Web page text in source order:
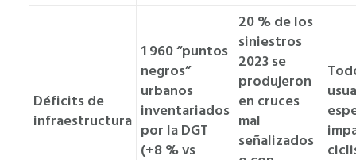
Déficits de
infraestructura
1 960 “puntos
negros”
urbanos
inventariados
por la DGT
(+8 % vs
20 % de los
siniestros
2023 se
produjeron
en cruces
mal
señalizados